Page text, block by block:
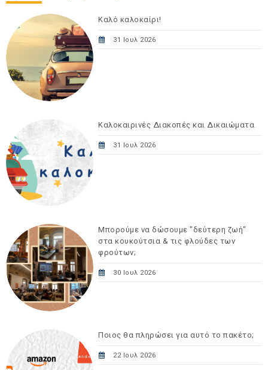
Καλό καλοκαίρι!
31 Ιουλ 2026
Καλοκαιρινές Διακοπές και Δικαιώματα
31 Ιουλ 2026
Μπορούμε να δώσουμε "δεύτερη ζωή"
στα κουκούτσια & τις φλούδες των
φρούτων;
30 Ιουλ 2026
Ποιος θα πληρώσει για αυτό το πακέτο;
22 Ιουλ 2026